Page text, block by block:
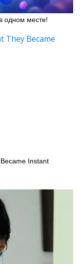
одном месте!
Instant